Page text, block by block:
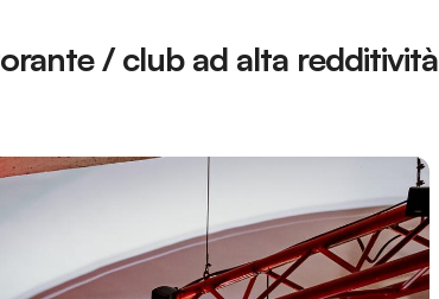
/ club ad alta redditività